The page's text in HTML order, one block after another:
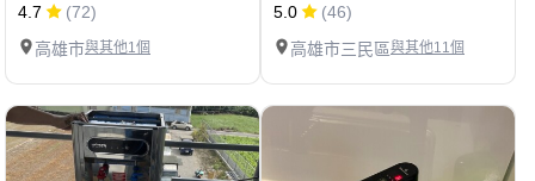
4.7
(72)
高雄市與其他1個
5.0
(46)
高雄市三民區與其他11個